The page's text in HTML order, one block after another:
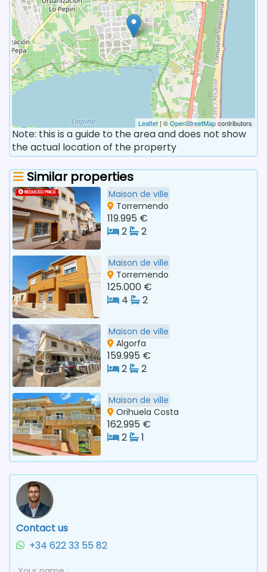
Leaflet| ©OpenStreetMapcontributors
Note: this is a guide to the area and does not show
the actual location of the property
Similar properties
REDUCED PRICE
Maison de ville
Torremendo
119.995 €
2
2
Maison de ville
Torremendo
125.000 €
4
2
Maison de ville
Algorfa
159.995 €
2
2
Maison de ville
Orihuela Costa
162.995 €
2
1
Contact us
+34 622 33 55 82